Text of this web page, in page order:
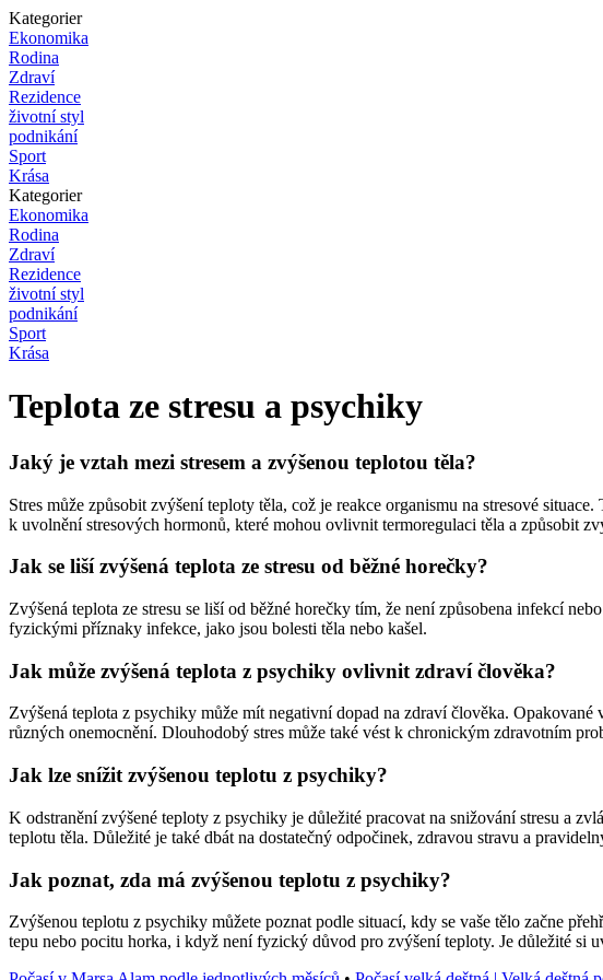
Kategorier
Ekonomika
Rodina
Zdraví
Rezidence
životní styl
podnikání
Sport
Krása
Kategorier
Ekonomika
Rodina
Zdraví
Rezidence
životní styl
podnikání
Sport
Krása
Teplota ze stresu a psychiky
Jaký je vztah mezi stresem a zvýšenou teplotou těla?
Stres může způsobit zvýšení teploty těla, což je reakce organismu na stresové
k uvolnění stresových hormonů, které mohou ovlivnit termoregulaci těla a způsobit
Jak se liší zvýšená teplota ze stresu od běžné horečky?
Zvýšená teplota ze stresu se liší od běžné horečky tím, že není způsobena infekcí
fyzickými příznaky infekce, jako jsou bolesti těla nebo kašel.
Jak může zvýšená teplota z psychiky ovlivnit zdraví člověka?
Zvýšená teplota z psychiky může mít negativní dopad na zdraví člověka.
různých onemocnění. Dlouhodobý stres může také vést k chronickým zdravotním
Jak lze snížit zvýšenou teplotu z psychiky?
K odstranění zvýšené teploty z psychiky je důležité pracovat na snižování stresu a
teplotu těla. Důležité je také dbát na dostatečný odpočinek, zdravou stravu a
Jak poznat, zda má zvýšenou teplotu z psychiky?
Zvýšenou teplotu z psychiky můžete poznat podle situací, kdy se vaše tělo začne
tepu nebo pocitu horka, i když není fyzický důvod pro zvýšení teploty. Je důležité si